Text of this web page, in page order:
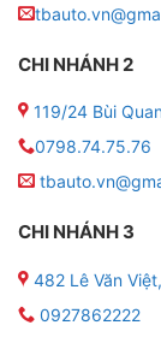
Công Nghệ
Màn hình
Systems) – hệ
hàng đầu hiện
CHI NHÁNH 2
119/24 Bùi
0798.74.75.76
CHI NHÁNH 3
482 Lê Văn
0927862222